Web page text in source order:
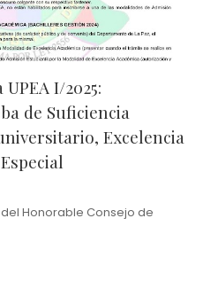
I/2025:
de Suficiencia
Excelencia
del Honorable Consejo de